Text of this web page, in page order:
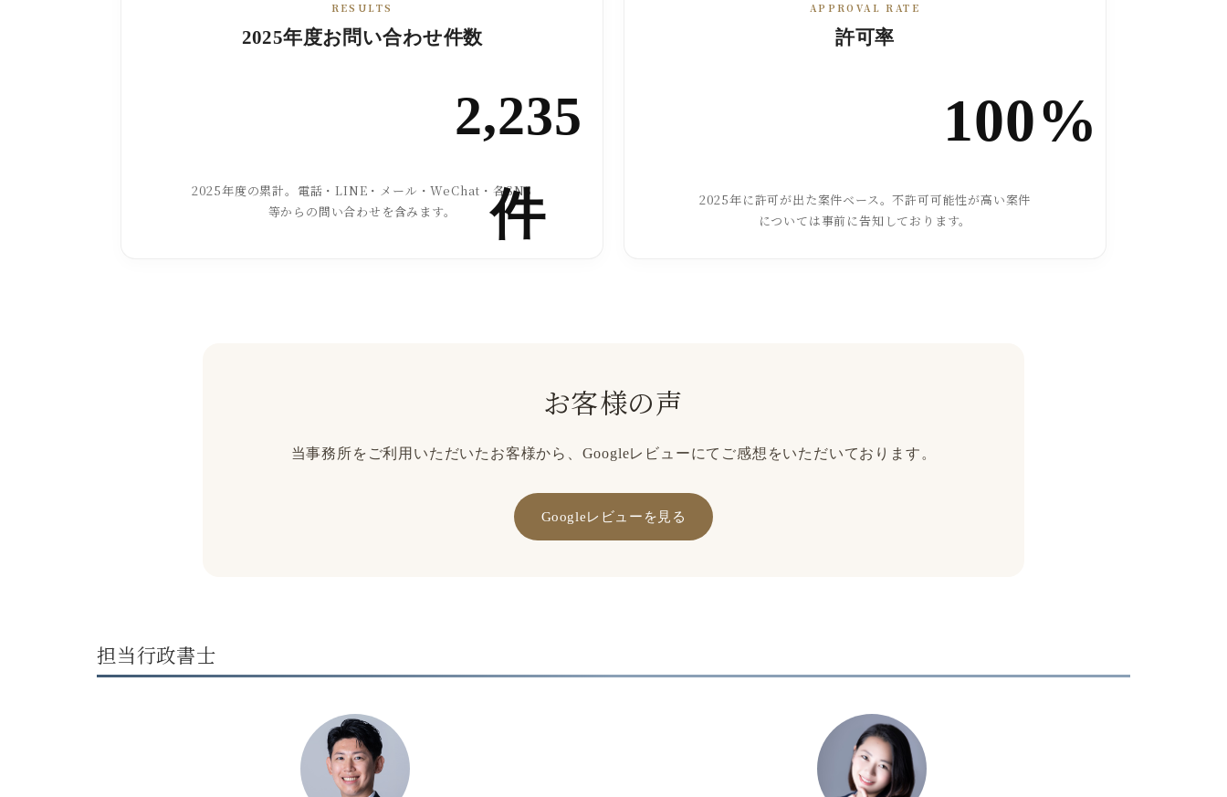
RESULTS
2025年度お問い合わせ件数
2,235
件
2025年度の累計。電話・LINE・メール・WeChat・各SNS
等からの問い合わせを含みます。
APPROVAL RATE
許可率
100%
2025年に許可が出た案件ベース。不許可可能性が高い案件
については事前に告知しております。
お客様の声
当事務所をご利用いただいたお客様から、Googleレビューにてご感想をいただいております。
Googleレビューを見る
担当行政書士